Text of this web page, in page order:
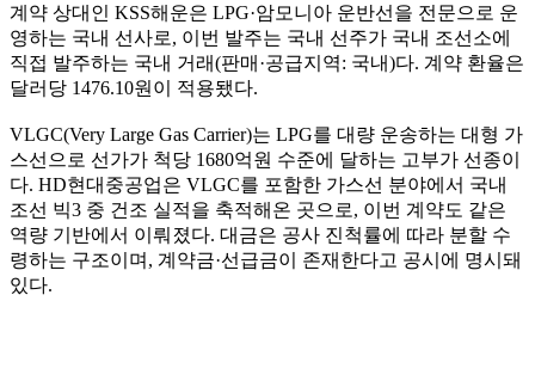
계약 상대인 KSS해운은 LPG·암모니아 운반선을 전문으로 운
영하는 국내 선사로, 이번 발주는 국내 선주가 국내 조선소에
직접 발주하는 국내 거래(판매·공급지역: 국내)다. 계약 환율은
달러당 1476.10원이 적용됐다.
VLGC(Very Large Gas Carrier)는 LPG를 대량 운송하는 대형 가
스선으로 선가가 척당 1680억원 수준에 달하는 고부가 선종이
다. HD현대중공업은 VLGC를 포함한 가스선 분야에서 국내
조선 빅3 중 건조 실적을 축적해온 곳으로, 이번 계약도 같은
역량 기반에서 이뤄졌다. 대금은 공사 진척률에 따라 분할 수
령하는 구조이며, 계약금·선급금이 존재한다고 공시에 명시돼
있다.